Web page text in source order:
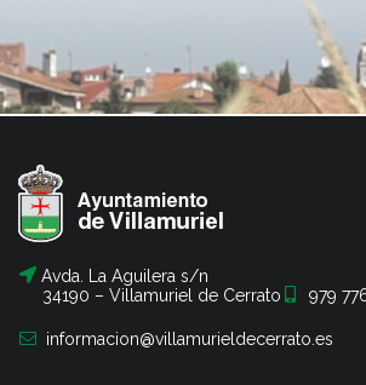
Avda. La Aguilera s/n
34190 – Villamuriel de Cerrato
979
informacion@villamurieldecerrato.es